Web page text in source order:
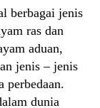
berbagai jenis
ras dan
aduan,
jenis – jenis
perbedaan.
dunia